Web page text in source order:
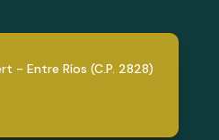
- Entre Ríos (C.P. 2828)